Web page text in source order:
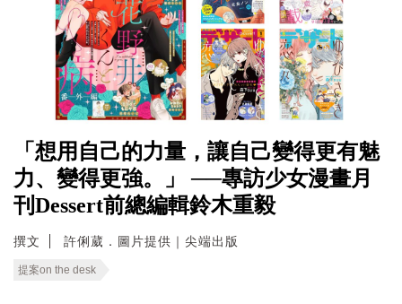
「想用自己的力量，讓自己變得更有魅
力、變得更強。」 ──專訪少女漫畫月
刊Dessert前總編輯鈴木重毅
撰文 許俐葳．圖片提供｜尖端出版
提案on the desk